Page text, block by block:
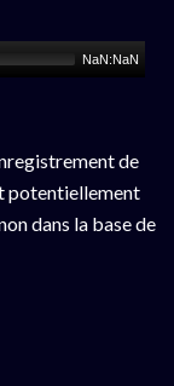
NaN:NaN
de
potentiellement
dans la base de